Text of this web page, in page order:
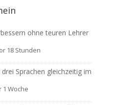
ohne teuren Lehrer
18 Stunden
Sprachen gleichzeitig im
1 Woche